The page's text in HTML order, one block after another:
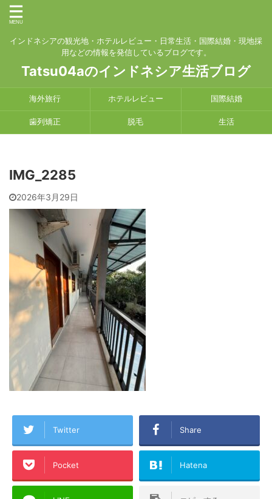
インドネシアの観光地・ホテルレビュー・日常生活・国際結婚・現地採
用などの情報を発信しているブログです。
Tatsu04aのインドネシア生活ブログ
海外旅行 ホテルレビュー 国際結婚
歯列矯正 脱毛 生活
IMG_2285
2026年3月29日
Twitter Share
Pocket Hatena